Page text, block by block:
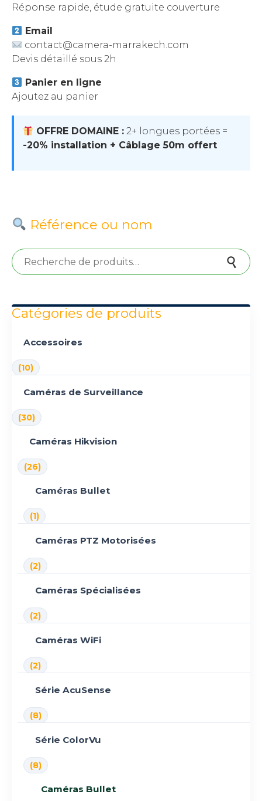
Réponse rapide, étude gratuite couverture
Email
contact@camera-marrakech.com
Devis détaillé sous 2h
Panier en ligne
Ajoutez au panier
OFFRE DOMAINE : 2+ longues portées =
-20% installation + Câblage 50m offert
Référence ou nom
Recherche pour :
Catégories de produits
Accessoires
(10)
Caméras de Surveillance
(30)
Caméras Hikvision
(26)
Caméras Bullet
(1)
Caméras PTZ Motorisées
(2)
Caméras Spécialisées
(2)
Caméras WiFi
(2)
Série AcuSense
(8)
Série ColorVu
(8)
Caméras Bullet